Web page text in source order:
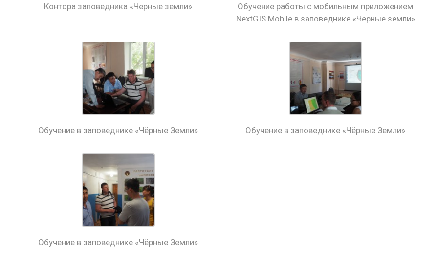
Контора заповедника «Черные земли»
Обучение работы с мобильным приложением
NextGIS Mobile в заповеднике «Черные земли»
Обучение в заповеднике «Чёрные Земли» Обучение в заповеднике «Чёрные Земли»
Обучение в заповеднике «Чёрные Земли»